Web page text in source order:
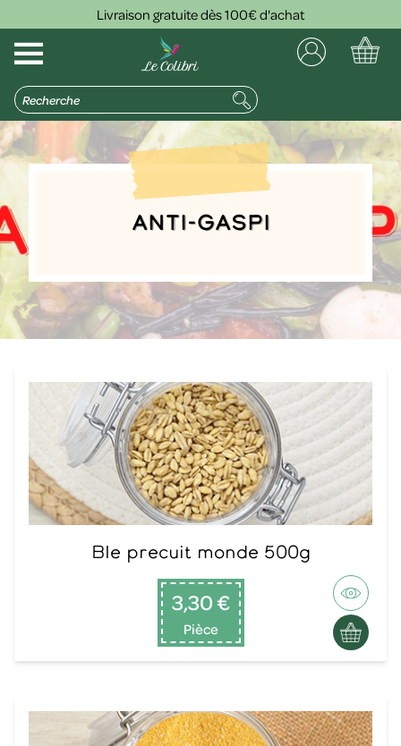
Livraison gratuite dès 100€ d'achat
Anti-gaspi
Ble precuit monde 500g
3,30 €
Pièce